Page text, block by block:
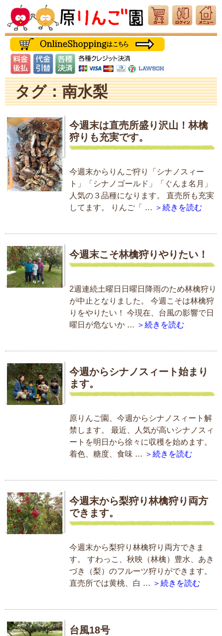
タグ：南水梨
今週末は直売所盛り沢山！林檎
狩りも充実です。
今週末からりんご狩り「シナノスィー
ト」「シナノゴールド」「ぐんま名月」
人気の３品種になります。 直売所も充実
してます。 りんご「 … ＞続きを読む
今週末こそ林檎狩りやりたい！
2週連続土曜日日曜日降雨のため林檎狩り
が中止となりました。 今週こそは林檎狩
りをやりたい！ 今現在、台風の影響で日
曜日が危ないか … ＞続きを読む
今週からシナノスィート始まり
ます。
原りんご園、今週からシナノスィート解
禁します。 最近、人気が高いシナノスィ
ートを明日から徐々に収穫を始めます。
着色、糖度、食味 … ＞続きを読む
今週末から梨狩り林檎狩り両方
できます。
今週末から梨狩り林檎狩り両方できま
す。 すわっこ、秋映（林檎）豊水、あき
づき（梨）のフルーツ狩りができます。
直売所では黄桃、白 … ＞続きを読む
台風18号